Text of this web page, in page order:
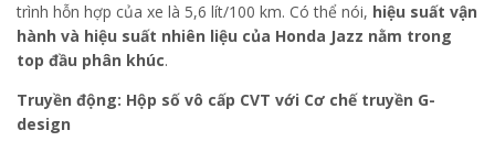
trình hỗn hợp của xe là 5,6 lít/100 km. Có thể nói, hiệu suất vận
hành và hiệu suất nhiên liệu của Honda Jazz nằm trong
top đầu phân khúc.
Truyền động: Hộp số vô cấp CVT với Cơ chế truyền G-
design